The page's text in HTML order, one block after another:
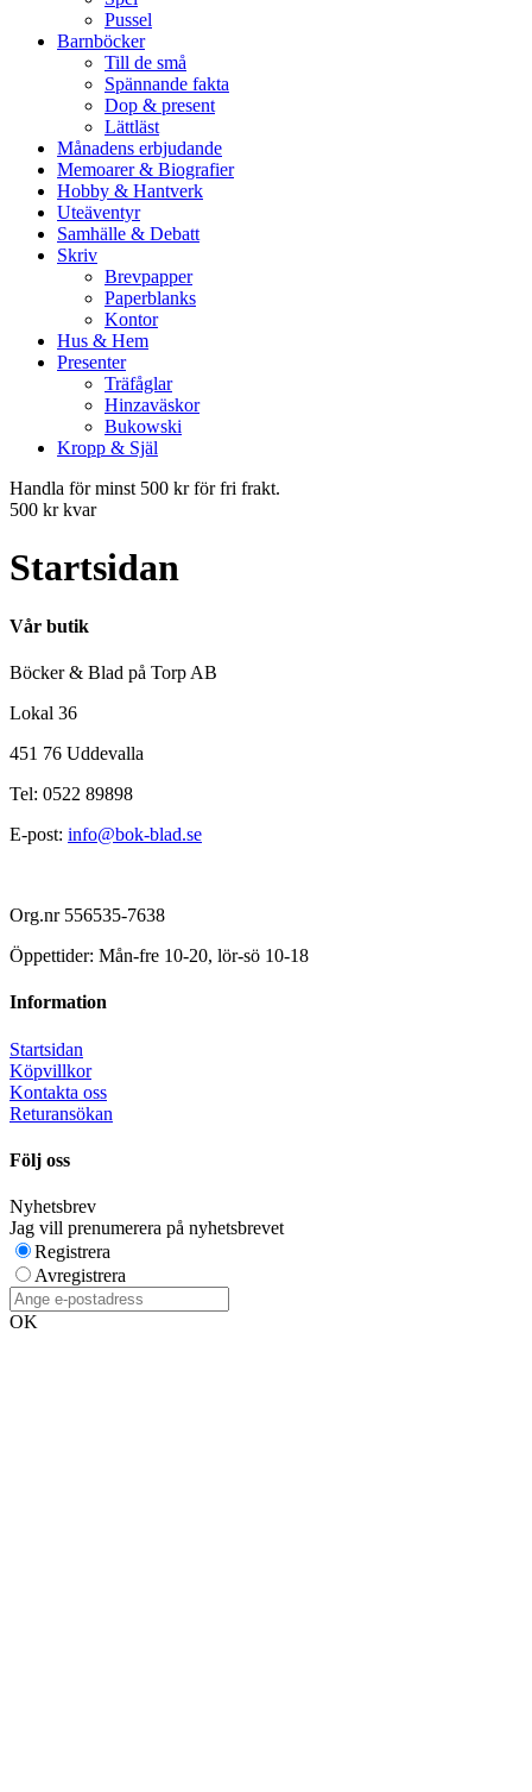
Pussel
Barnböcker
Till de små
Spännande fakta
Dop & present
Lättläst
Månadens erbjudande
Memoarer & Biografier
Hobby & Hantverk
Uteäventyr
Samhälle & Debatt
Skriv
Brevpapper
Paperblanks
Kontor
Hus & Hem
Presenter
Träfåglar
Hinzaväskor
Bukowski
Kropp & Själ
Handla för minst 500 kr för fri frakt.
500 kr kvar
Startsidan
Vår butik
Böcker & Blad på Torp AB
Lokal 36
451 76 Uddevalla
Tel: 0522 89898
E-post: info@bok-blad.se
Org.nr 556535-7638
Öppettider: Mån-fre 10-20, lör-sö 10-18
Information
Startsidan
Köpvillkor
Kontakta oss
Returansökan
Följ oss
Nyhetsbrev
Jag vill prenumerera på nyhetsbrevet
Registrera
Avregistrera
OK